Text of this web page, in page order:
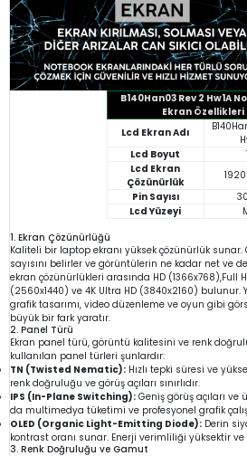
B140Han03 Rev 2 Hw1A
Ekran Özellikleri
Lcd Ekran Adı
Lcd Boyut
Lcd Ekran
Çözünürlük
Pin Sayısı
Lcd Yüzeyi
1. Ekran Çözünürlüğü
Kaliteli bir laptop ekranı yüksek çözünürlük sunar.
sayısını belirler ve görüntülerin ne kadar net ve
ekran çözünürlükleri arasında HD (1366x768),Full
(2560x1440) ve 4K Ultra HD (3840x2160) bulunur.
grafik tasarımı, video düzenleme ve oyun gibi
büyük bir fark yaratır.
2. Panel Türü
Ekran panel türü, görüntü kalitesini ve renk
kullanılan panel türleri şunlardır:
TN (Twisted Nematic): Hızlı tepki süresi ve
renk doğruluğu ve görüş açıları sınırlıdır.
IPS (In-Plane Switching): Geniş görüş açıları
da multimedya tüketimi ve profesyonel grafik
OLED (Organic Light-Emitting Diode): Derin
kontrast oranı sunar. Enerji verimliliği yüksektir
3. Renk Doğruluğu ve Gamut